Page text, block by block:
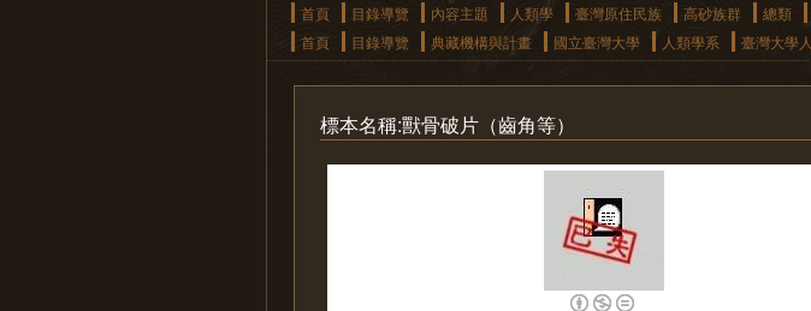
首頁 目錄導覽 內容主題 人類學 臺灣原住民族 高砂族群 總類
首頁
目錄導覽 典藏機構與計畫 國立臺灣大學 人類學系 臺灣大學
標本名稱:獸骨破片（齒角等）